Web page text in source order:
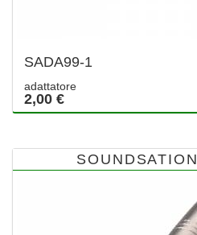
SADA99-1
adattatore
2,00 €
SOUNDSATION